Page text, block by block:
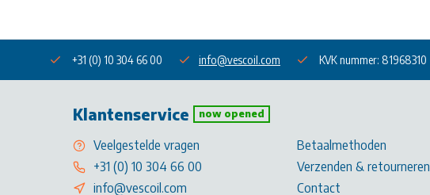
+31 (0) 10 304 66 00 info@vescoil.com KVK nummer: 81968310
Klantenservice now opened
Veelgestelde vragen
+31 (0) 10 304 66 00
info@vescoil.com
Betaalmethoden
Verzenden & retourneren
Contact